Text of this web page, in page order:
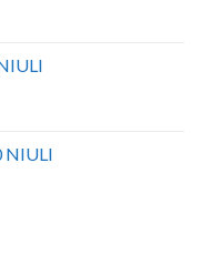
NIULI